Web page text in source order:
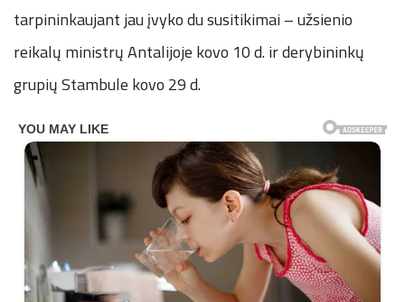
tarpininkaujant jau įvyko du susitikimai – užsienio
reikalų ministrų Antalijoje kovo 10 d. ir derybininkų
grupių Stambule kovo 29 d.